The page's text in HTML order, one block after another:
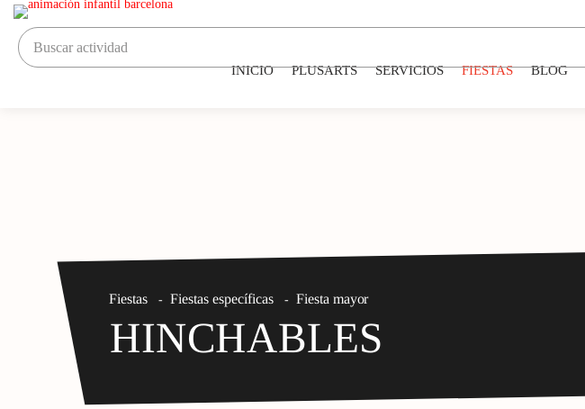
INICIO PLUSARTS SERVICIOS FIESTAS BLOG
Fiestas - Fiestas específicas - Fiesta mayor
HINCHABLES